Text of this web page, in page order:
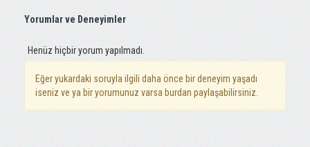
Yorumlar ve Deneyimler
Henüz hiçbir yorum yapılmadı.
Eğer yukardaki soruyla ilgili daha önce bir deneyim yaşadı
iseniz ve ya bir yorumunuz varsa burdan paylaşabilirsiniz.